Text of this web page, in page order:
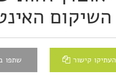
השיקום
העתיקו קישור שתפו